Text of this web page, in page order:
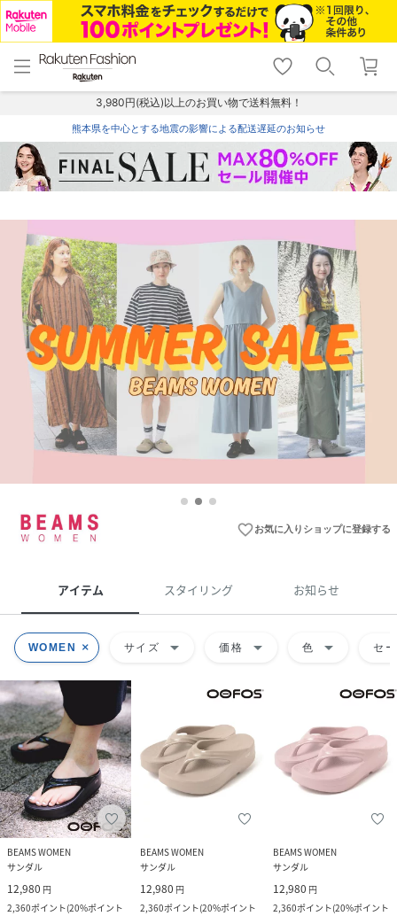
menu home
トップ
shopping_cart lock_outline
ログイン
3,980円(税込)以上のお買い物で送料無料！
熊本県を中心とする地震の影響による配送遅延のお知らせ
favorite_borderお気に入りショップに登録する
アイテム スタイリング お知らせ
WOMEN サイズ arrow_drop_down 価格 arrow_drop_down 色 arrow_drop_down セ
BEAMS WOMEN
サンダル
12,980 円
2,360ポイント(20%ポイント
BEAMS WOMEN
サンダル
12,980 円
2,360ポイント(20%ポイント
BEAMS WOMEN
サンダル
12,980 円
2,360ポイント(20%ポイント